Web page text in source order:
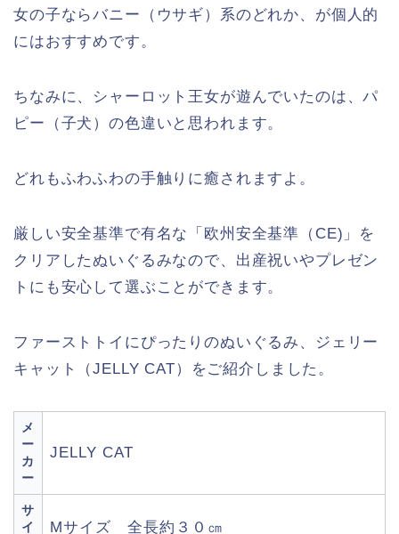
女の子ならバニー（ウサギ）系のどれか、が個人的
にはおすすめです。
ちなみに、シャーロット王女が遊んでいたのは、パ
ピー（子犬）の色違いと思われます。
どれもふわふわの手触りに癒されますよ。
厳しい安全基準で有名な「欧州安全基準（CE)」を
クリアしたぬいぐるみなので、出産祝いやプレゼン
トにも安心して選ぶことができます。
ファーストトイにぴったりのぬいぐるみ、ジェリー
キャット（JELLY CAT）をご紹介しました。
メ
ー
カ
ー
JELLY CAT
サ
イ
Mサイズ 全長約３０㎝